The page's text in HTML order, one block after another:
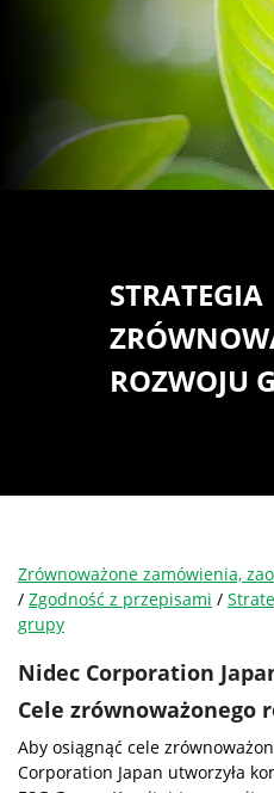
STRATEGIA
ROZWOJU
Zrównoważone zamówienia,
/ Zgodność z przepisami /
grupy
Nidec Corporation
Cele zrównoważonego
Aby osiągnąć cele
Corporation Japan utworzyła